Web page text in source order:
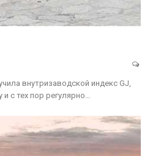
внутризаводской индекс GJ,
с тех пор регулярно…